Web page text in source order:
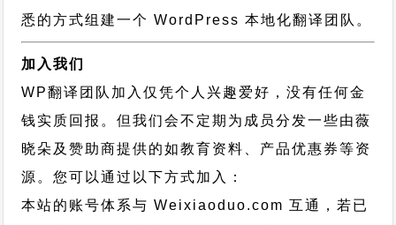
悉的方式组建一个 WordPress 本地化翻译团队。
加入我们
WP翻译团队加入仅凭个人兴趣爱好，没有任何金
钱实质回报。但我们会不定期为成员分发一些由薇
晓朵及赞助商提供的如教育资料、产品优惠券等资
源。您可以通过以下方式加入：
本站的账号体系与Weixiaoduo.com 互通，若已